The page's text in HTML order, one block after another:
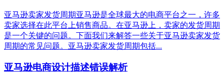
亚马逊卖家发货周期亚马逊是全球最大的电商平台之一，许多
卖家选择在此平台上销售商品。在亚马逊上，卖家的发货周期
是一个关键的问题。下面我们来解答一些关于亚马逊卖家发货
周期的常见问题。亚马逊卖家发货周期包括...
亚马逊电商设计描述错误解析